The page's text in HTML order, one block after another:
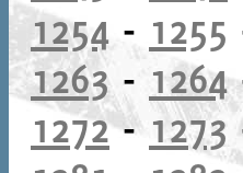
1254 - 1255
1263- 1264
1272- 1273